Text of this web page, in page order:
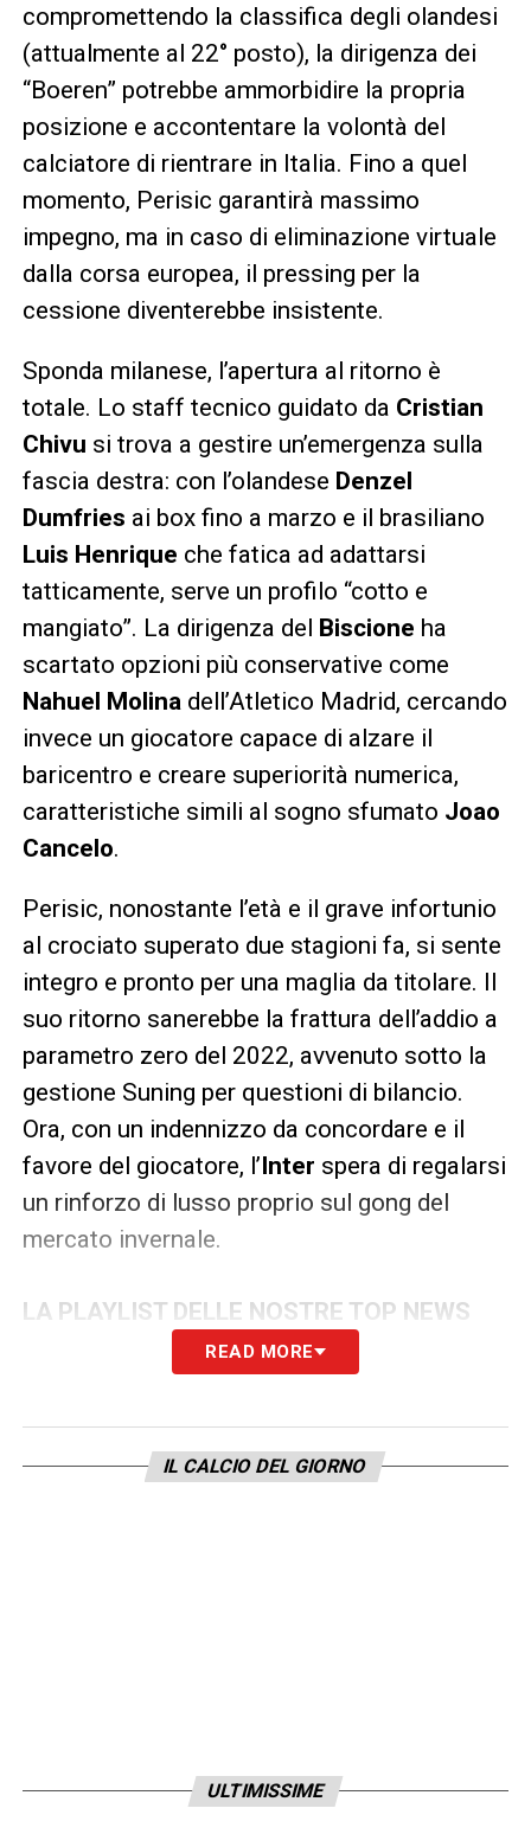
compromettendo la classifica degli olandesi
(attualmente al 22° posto), la dirigenza dei
“Boeren” potrebbe ammorbidire la propria
posizione e accontentare la volontà del
calciatore di rientrare in Italia. Fino a quel
momento, Perisic garantirà massimo
impegno, ma in caso di eliminazione virtuale
dalla corsa europea, il pressing per la
cessione diventerebbe insistente.
Sponda milanese, l’apertura al ritorno è
totale. Lo staff tecnico guidato da Cristian
Chivu si trova a gestire un’emergenza sulla
fascia destra: con l’olandese Denzel
Dumfries ai box fino a marzo e il brasiliano
Luis Henrique che fatica ad adattarsi
tatticamente, serve un profilo “cotto e
mangiato”. La dirigenza del Biscione ha
scartato opzioni più conservative come
Nahuel Molina dell’Atletico Madrid, cercando
invece un giocatore capace di alzare il
baricentro e creare superiorità numerica,
caratteristiche simili al sogno sfumato Joao
Cancelo.
Perisic, nonostante l’età e il grave infortunio
al crociato superato due stagioni fa, si sente
integro e pronto per una maglia da titolare. Il
suo ritorno sanerebbe la frattura dell’addio a
parametro zero del 2022, avvenuto sotto la
gestione Suning per questioni di bilancio.
Ora, con un indennizzo da concordare e il
favore del giocatore, l’Inter spera di regalarsi
un rinforzo di lusso proprio sul gong del
mercato invernale.
LA PLAYLIST DELLE NOSTRE TOP NEWS
READ MORE
IL CALCIO DEL GIORNO
ULTIMISSIME